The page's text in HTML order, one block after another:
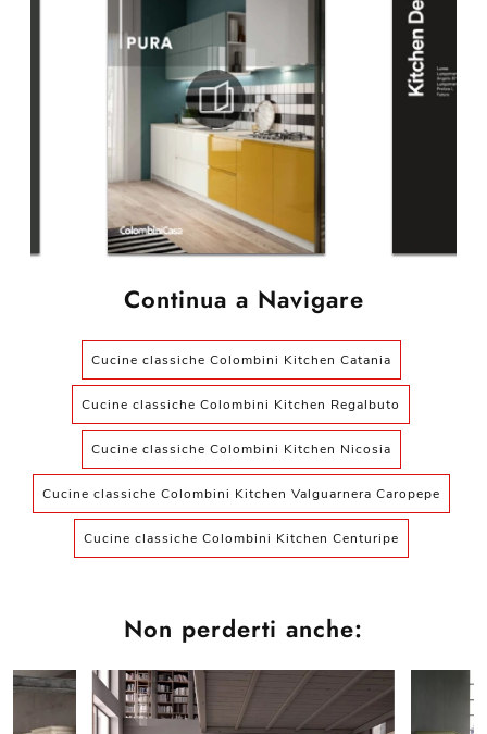
Continua a Navigare
Cucine classiche Colombini Kitchen Catania
Cucine classiche Colombini Kitchen Regalbuto
Cucine classiche Colombini Kitchen Nicosia
Cucine classiche Colombini Kitchen Valguarnera Caropepe
Cucine classiche Colombini Kitchen Centuripe
Non perderti anche: